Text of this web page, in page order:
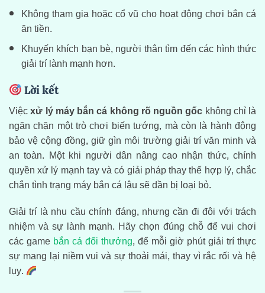
Không tham gia hoặc cổ vũ cho hoạt động chơi bắn cá
ăn tiền.
Khuyến khích bạn bè, người thân tìm đến các hình thức
giải trí lành mạnh hơn.
Lời kết
Việcxử lý máy bắn cá không rõ nguồn gốc không chỉ là
ngăn chặn một trò chơi biến tướng, mà còn là hành động
bảo vệ cộng đồng, giữ gìn môi trường giải trí văn minh và
an toàn. Một khi người dân nâng cao nhận thức, chính
quyền xử lý mạnh tay và có giải pháp thay thế hợp lý, chắc
chắn tình trạng máy bắn cá lậu sẽ dần bị loại bỏ.
Giải trí là nhu cầu chính đáng, nhưng cần đi đôi với trách
nhiệm và sự lành mạnh. Hãy chọn đúng chỗ để vui chơi
các game bắn cá đổi thưởng, để mỗi giờ phút giải trí thực
sự mang lại niềm vui và sự thoải mái, thay vì rắc rối và hệ
lụy.